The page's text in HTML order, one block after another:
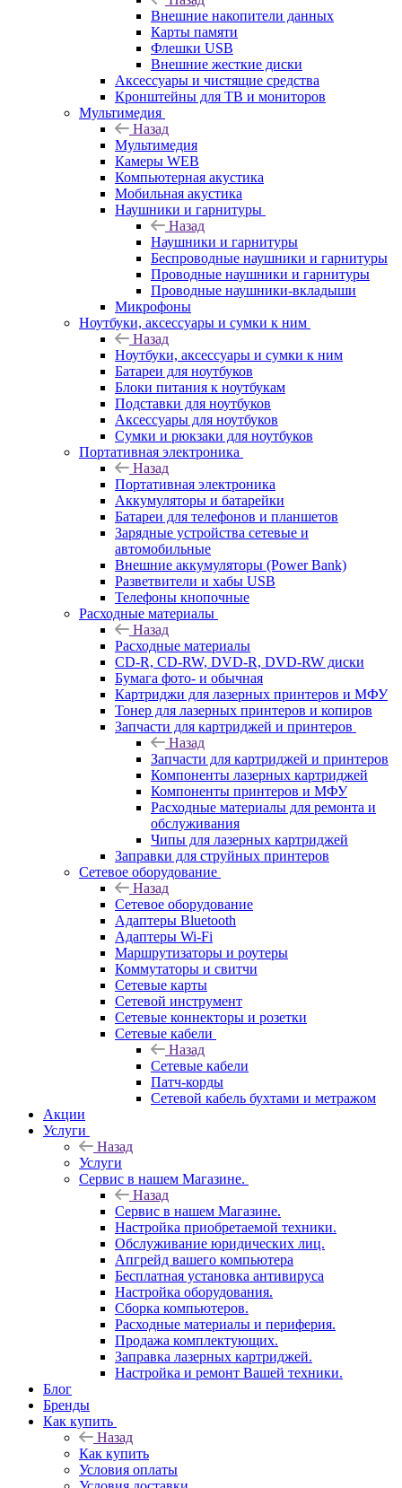
Внешние накопители данных
Карты памяти
Флешки USB
Внешние жесткие диски
Аксессуары и чистящие средства
Кронштейны для ТВ и мониторов
Мультимедия
Назад
Мультимедия
Камеры WEB
Компьютерная акустика
Мобильная акустика
Наушники и гарнитуры
Назад
Наушники и гарнитуры
Беспроводные наушники и гарнитуры
Проводные наушники и гарнитуры
Проводные наушники-вкладыши
Микрофоны
Ноутбуки, аксессуары и сумки к ним
Назад
Ноутбуки, аксессуары и сумки к ним
Батареи для ноутбуков
Блоки питания к ноутбукам
Подставки для ноутбуков
Аксессуары для ноутбуков
Сумки и рюкзаки для ноутбуков
Портативная электроника
Назад
Портативная электроника
Аккумуляторы и батарейки
Батареи для телефонов и планшетов
Зарядные устройства сетевые и
автомобильные
Внешние аккумуляторы (Power Bank)
Разветвители и хабы USB
Телефоны кнопочные
Расходные материалы
Назад
Расходные материалы
CD-R, CD-RW, DVD-R, DVD-RW диски
Бумага фото- и обычная
Картриджи для лазерных принтеров и МФУ
Тонер для лазерных принтеров и копиров
Запчасти для картриджей и принтеров
Назад
Запчасти для картриджей и принтеров
Компоненты лазерных картриджей
Компоненты принтеров и МФУ
Расходные материалы для ремонта и
обслуживания
Чипы для лазерных картриджей
Заправки для струйных принтеров
Сетевое оборудование
Назад
Сетевое оборудование
Адаптеры Bluetooth
Адаптеры Wi-Fi
Маршрутизаторы и роутеры
Коммутаторы и свитчи
Сетевые карты
Сетевой инструмент
Сетевые коннекторы и розетки
Сетевые кабели
Назад
Сетевые кабели
Патч-корды
Сетевой кабель бухтами и метражом
Акции
Услуги
Назад
Услуги
Сервис в нашем Магазине.
Назад
Сервис в нашем Магазине.
Настройка приобретаемой техники.
Обслуживание юридических лиц.
Апгрейд вашего компьютера
Бесплатная установка антивируса
Настройка оборудования.
Сборка компьютеров.
Расходные материалы и периферия.
Продажа комплектующих.
Заправка лазерных картриджей.
Настройка и ремонт Вашей техники.
Блог
Бренды
Как купить
Назад
Как купить
Условия оплаты